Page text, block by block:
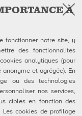
À
fonctionner notre site, y
des fonctionnalités
analytiques (pour
et agrégée). En
ou des technologies
nos services,
ciblés en fonction des
Les cookies de profilage
Worldwide LLC
VA 23111-USA
1000
(7263)
8650